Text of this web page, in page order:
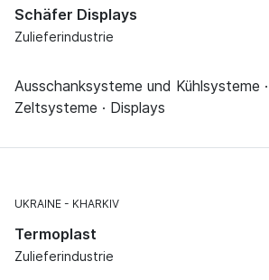
Schäfer Displays
Zulieferindustrie
Ausschanksysteme und Kühlsysteme
Zeltsysteme · Displays
UKRAINE KHARKIV
Termoplast
Zulieferindustrie